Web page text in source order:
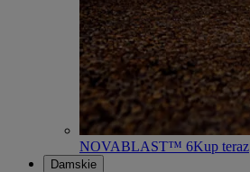
NOVABLAST™ 6Kup teraz
Damskie